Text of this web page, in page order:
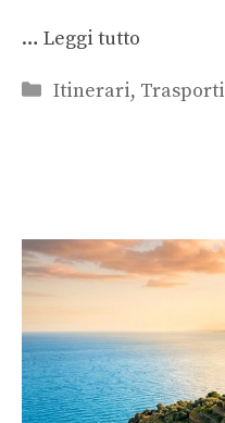
… Leggi tutto
Categorie
Itinerari, Trasporti